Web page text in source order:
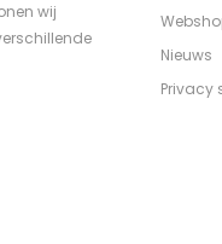
wij
Nieuws
Privacy